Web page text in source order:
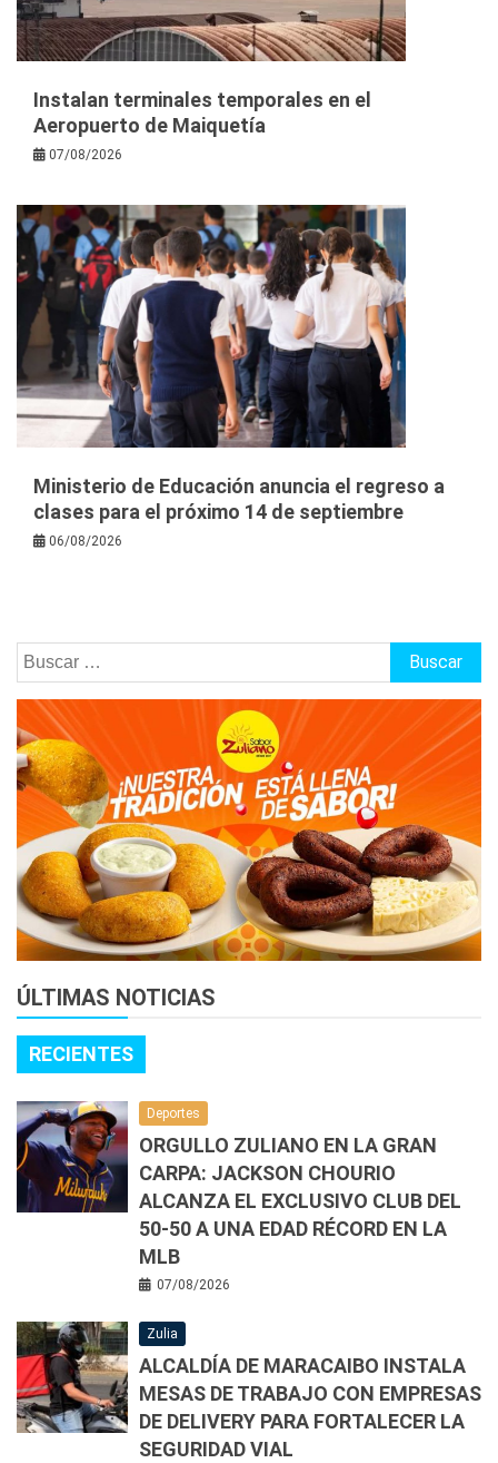
Instalan terminales temporales en el
Aeropuerto de Maiquetía
07/08/2026
Ministerio de Educación anuncia el regreso a
clases para el próximo 14 de septiembre
06/08/2026
Buscar:
ÚLTIMAS NOTICIAS
RECIENTES
Deportes
ORGULLO ZULIANO EN LA GRAN
CARPA: JACKSON CHOURIO
ALCANZA EL EXCLUSIVO CLUB DEL
50-50 A UNA EDAD RÉCORD EN LA
MLB
07/08/2026
Zulia
ALCALDÍA DE MARACAIBO INSTALA
MESAS DE TRABAJO CON EMPRESAS
DE DELIVERY PARA FORTALECER LA
SEGURIDAD VIAL